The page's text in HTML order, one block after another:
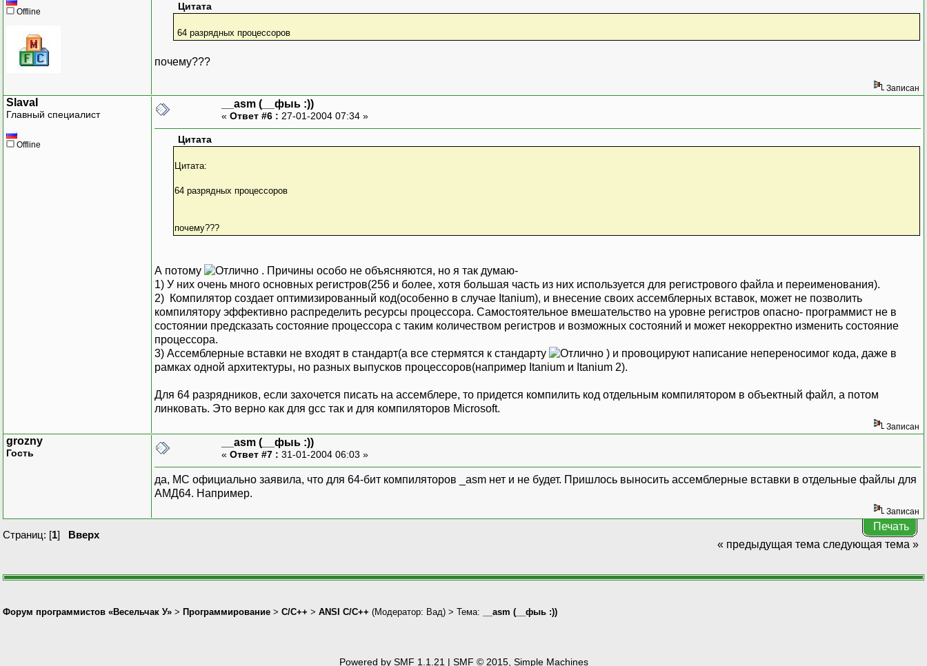
Offline Цитата
64 разрядных процессоров
почему???
Записан
SlavaI
Главный специалист
Offline
__asm (__фыь :))
« Ответ #6 : 27-01-2004 07:34 »
Цитата
Цитата:
64 разрядных процессоров
почему???
А потому
. Причины особо не объясняются, но я так думаю-
1) У них очень много основных регистров(256 и более, хотя большая часть из них используется для регистрового файла и переименования).
2) Компилятор создает оптимизированный код(особенно в случае Itanium), и внесение своих ассемблерных вставок, может не позволить
компилятору эффективно распределить ресурсы процессора. Самостоятельное вмешательство на уровне регистров опасно- программист не в
состоянии предсказать состояние процессора с таким количеством регистров и возможных состояний и может некорректно изменить состояние
процессора.
3) Ассемблерные вставки не входят в стандарт(а все стермятся к стандарту
) и провоцируют написание непереносимог кода, даже в
рамках одной архитектуры, но разных выпусков процессоров(например Itanium и Itanium 2).
Для 64 разрядников, если захочется писать на ассемблере, то придется компилить код отдельным компилятором в объектный файл, а потом
линковать. Это верно как для gcc так и для компиляторов Microsoft.
Записан
grozny
Гость
__asm (__фыь :))
« Ответ #7 : 31-01-2004 06:03 »
да, МС официально заявила, что для 64-бит компиляторов _asm нет и не будет. Пришлось выносить ассемблерные вставки в отдельные файлы для
АМД64. Например.
Записан
Страниц: [1] Вверх
Печать
« предыдущая тема следующая тема »
Форум программистов «Весельчак У» > Программирование > C/C++ > ANSI С/С++ (Модератор: Вад) > Тема: __asm (__фыь :))
Powered by SMF 1.1.21 | SMF © 2015, Simple Machines